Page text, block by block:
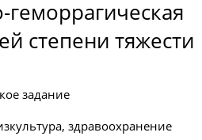
геморрагическая
степени тяжести
задание
здравоохранение